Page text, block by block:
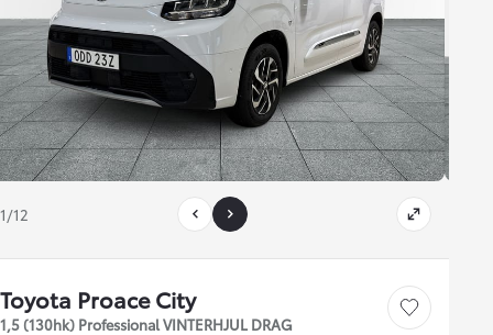
1/12
Toyota Proace City
1,5 (130hk) Professional VINTERHJUL DRAG
Save car